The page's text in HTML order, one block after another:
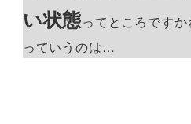
い状態ってところです
っていうのは…